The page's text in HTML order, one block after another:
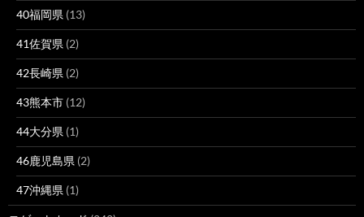
40福岡県 (13)
41佐賀県 (2)
42長崎県 (2)
43熊本市 (12)
44大分県 (1)
46鹿児島県 (2)
47沖縄県 (1)